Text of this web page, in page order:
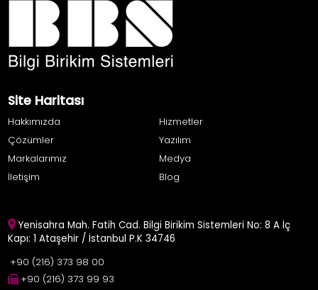
Site Haritası
Hakkımızda
Hizmetler
Çözümler
Yazılım
Markalarımız
Medya
İletişim
Blog
Yenisahra Mah. Fatih Cad. Bilgi Birikim Sistemleri No: 8 A İç
Kapı: 1 Ataşehir / İstanbul P.K 34746
+90 (216) 373 98 00
+90 (216) 373 99 93